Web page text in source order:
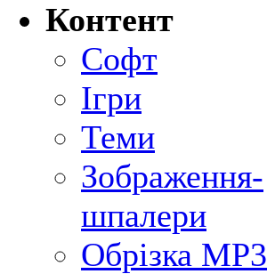
Контент
Софт
Ігри
Теми
Зображення-
шпалери
Обрізка MP3